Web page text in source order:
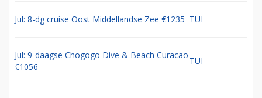
Jul: 8-dg cruise Oost Middellandse Zee €1235 TUI
Jul: 9-daagse Chogogo Dive & Beach Curacao
€1056
TUI